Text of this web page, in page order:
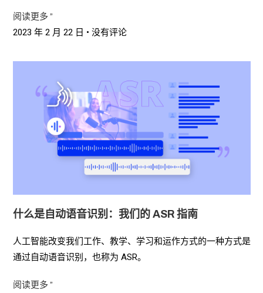
阅读更多 ”
2023 年 2 月 22 日 没有评论
什么是自动语音识别：我们的 ASR 指南
人工智能改变我们工作、教学、学习和运作方式的一种方式是
通过自动语音识别，也称为 ASR。
阅读更多 ”